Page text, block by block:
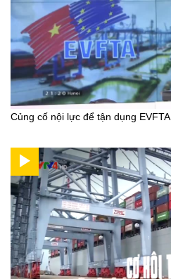
Củng cố nội lực để tận dụng EVFTA